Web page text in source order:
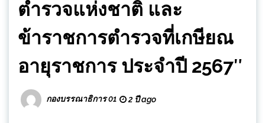
ตำรวจแห่งชาติ และ
ข้าราชการตำรวจที่เกษียณ
อายุราชการ ประจำปี 2567″
กองบรรณาธิการ 01 2 ปี ago